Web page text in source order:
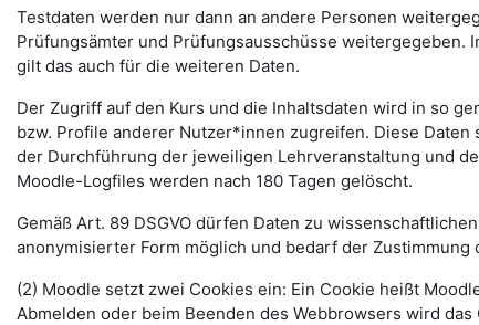
Testdaten werden nur dann an andere Personen
Prüfungsämter und Prüfungsausschüsse
gilt das auch für die weiteren Daten.
Der Zugriff auf den Kurs und die Inhaltsdaten wird in so
bzw. Profile anderer Nutzer*innen zugreifen. Diese
der Durchführung der jeweiligen Lehrveranstaltung und
Moodle-Logfiles werden nach 180 Tagen gelöscht.
Gemäß Art. 89 DSGVO dürfen Daten zu
anonymisierter Form möglich und bedarf der Zustimmung
(2) Moodle setzt zwei Cookies ein: Ein Cookie heißt
Abmelden oder beim Beenden des Webbrowsers wird